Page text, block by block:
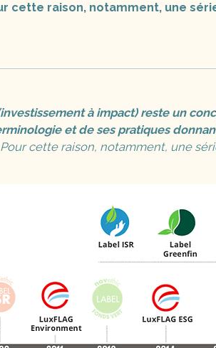
cette raison, notamment, une
à impact) reste un
et de ses pratiques
cette raison, notamment, une